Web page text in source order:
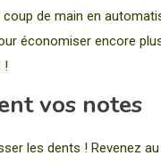
de main en
économiser encore
!
vos notes
les dents ! Revenez